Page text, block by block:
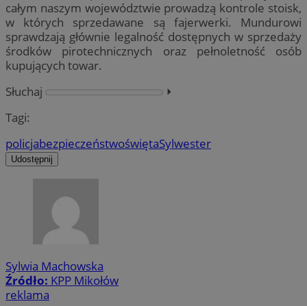
całym naszym województwie prowadzą kontrole stoisk,
w których sprzedawane są fajerwerki. Mundurowi
sprawdzają głównie legalność dostępnych w sprzedaży
środków pirotechnicznych oraz pełnoletność osób
kupujących towar.
Słuchaj
⏵︎
Tagi:
policjabezpieczeństwoświętaSylwester
Udostępnij
Sylwia Machowska
Źródło: KPP Mikołów
reklama